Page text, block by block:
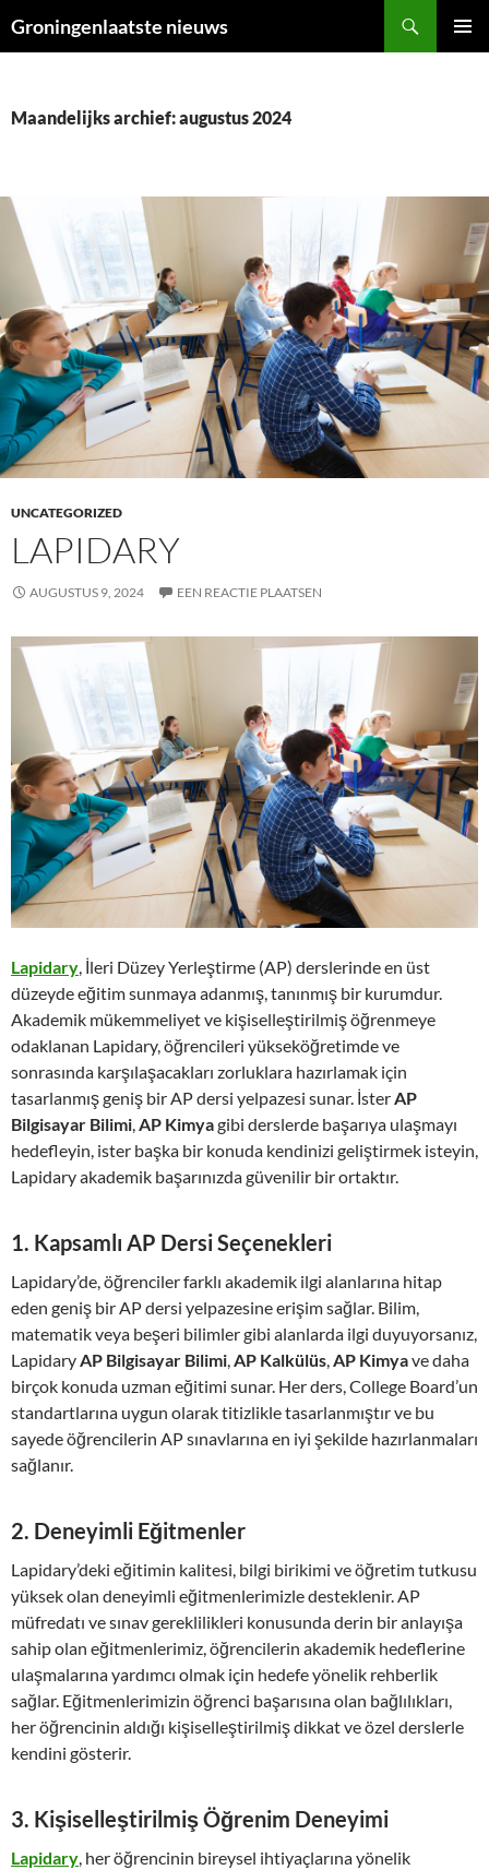
naar
Groningenlaatste nieuws
Maandelijks archief: augustus 2024
UNCATEGORIZED
LAPIDARY
AUGUSTUS 9, 2024 EEN REACTIE PLAATSEN
Lapidary, İleri Düzey Yerleştirme (AP) derslerinde en üst
düzeyde eğitim sunmaya adanmış, tanınmış bir kurumdur.
Akademik mükemmeliyet ve kişiselleştirilmiş öğrenmeye
odaklanan Lapidary, öğrencileri yükseköğretimde ve
sonrasında karşılaşacakları zorluklara hazırlamak için
tasarlanmış geniş bir AP dersi yelpazesi sunar. İsterAP
Bilgisayar Bilimi,AP Kimyagibi derslerde başarıya ulaşmayı
hedefleyin, ister başka bir konuda kendinizi geliştirmek isteyin,
Lapidary akademik başarınızda güvenilir bir ortaktır.
1. Kapsamlı AP Dersi Seçenekleri
Lapidary’de, öğrenciler farklı akademik ilgi alanlarına hitap
eden geniş bir AP dersi yelpazesine erişim sağlar. Bilim,
matematik veya beşeri bilimler gibi alanlarda ilgi duyuyorsanız,
LapidaryAP Bilgisayar Bilimi,AP Kalkülüs,AP Kimyave daha
birçok konuda uzman eğitimi sunar. Her ders, College Board’un
standartlarına uygun olarak titizlikle tasarlanmıştır ve bu
sayede öğrencilerin AP sınavlarına en iyi şekilde hazırlanmaları
sağlanır.
2. Deneyimli Eğitmenler
Lapidary’deki eğitimin kalitesi, bilgi birikimi ve öğretim tutkusu
yüksek olan deneyimli eğitmenlerimizle desteklenir. AP
müfredatı ve sınav gereklilikleri konusunda derin bir anlayışa
sahip olan eğitmenlerimiz, öğrencilerin akademik hedeflerine
ulaşmalarına yardımcı olmak için hedefe yönelik rehberlik
sağlar. Eğitmenlerimizin öğrenci başarısına olan bağlılıkları,
her öğrencinin aldığı kişiselleştirilmiş dikkat ve özel derslerle
kendini gösterir.
3. Kişiselleştirilmiş Öğrenim Deneyimi
Lapidary, her öğrencinin bireysel ihtiyaçlarına yönelik